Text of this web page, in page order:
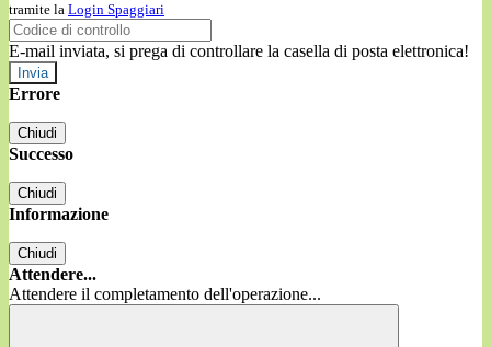
tramite la Login Spaggiari
E-mail inviata, si prega di controllare la casella di posta elettronica!
Errore
Chiudi
Successo
Chiudi
Informazione
Chiudi
Attendere...
Attendere il completamento dell'operazione...